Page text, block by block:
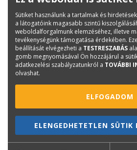
Termékinfó
Kategóriák
Hálózati
Márka
SILEX
Cikkszám:
Kérdése van?
Sütiket használunk a tartalmak és
a látogatóink magasabb szintű
weboldalforgalmunk elemzéséhez, illetve
tevékenységünk támogatása érdekében.
beállítását elvégezheti a TESTRESZABÁS
gomb megnyomásával Ön hozzájárul a
adatkezelési szabályzatunkról a TOVÁBBI
olvashat.
ELFOGADOM
ELENGEDHETETLEN SÜTIK